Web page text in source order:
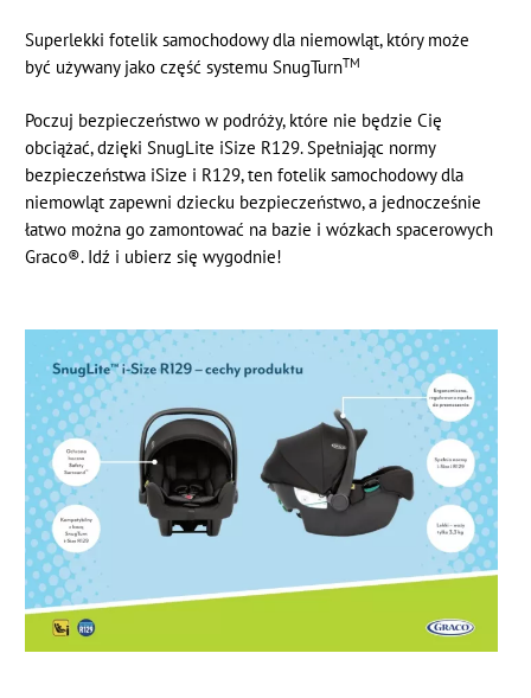
Superlekki fotelik samochodowy dla niemowląt, który może
być używany jako część systemu SnugTurnTM
Poczuj bezpieczeństwo w podróży, które nie będzie Cię
obciążać, dzięki SnugLite iSize R129. Spełniając normy
bezpieczeństwa iSize i R129, ten fotelik samochodowy dla
niemowląt zapewni dziecku bezpieczeństwo, a jednocześnie
łatwo można go zamontować na bazie i wózkach spacerowych
Graco®. Idź i ubierz się wygodnie!